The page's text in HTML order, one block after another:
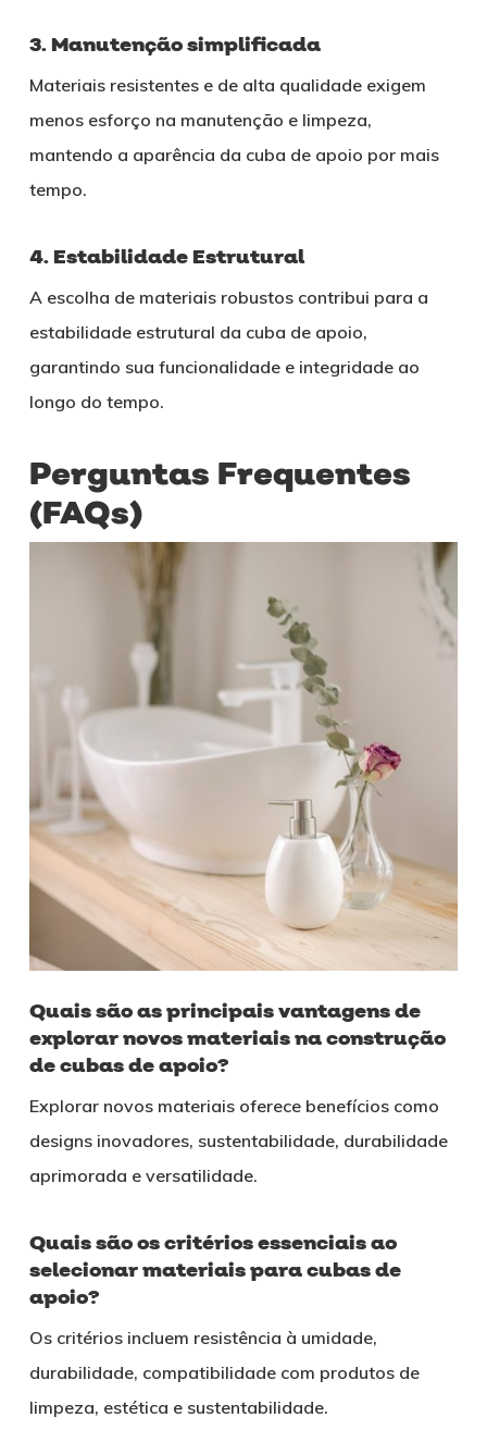
3. Manutenção simplificada
Materiais resistentes e de alta qualidade exigem
menos esforço na manutenção e limpeza,
mantendo a aparência da cuba de apoio por mais
tempo.
4. Estabilidade Estrutural
A escolha de materiais robustos contribui para a
estabilidade estrutural da cuba de apoio,
garantindo sua funcionalidade e integridade ao
longo do tempo.
Perguntas Frequentes
(FAQs)
Quais são as principais vantagens de
explorar novos materiais na construção
de cubas de apoio?
Explorar novos materiais oferece benefícios como
designs inovadores, sustentabilidade, durabilidade
aprimorada e versatilidade.
Quais são os critérios essenciais ao
selecionar materiais para cubas de
apoio?
Os critérios incluem resistência à umidade,
durabilidade, compatibilidade com produtos de
limpeza, estética e sustentabilidade.